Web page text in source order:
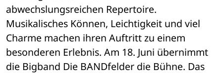
abwechslungsreichen Repertoire.
Musikalisches Können, Leichtigkeit und viel
Charme machen ihren Auftritt zu einem
besonderen Erlebnis. Am 18. Juni übernimmt
die Bigband Die BANDfelder die Bühne. Das